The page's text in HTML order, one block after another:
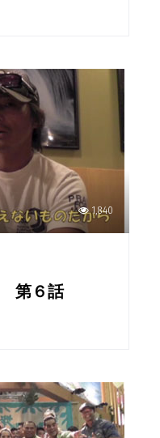
1,840
第６話